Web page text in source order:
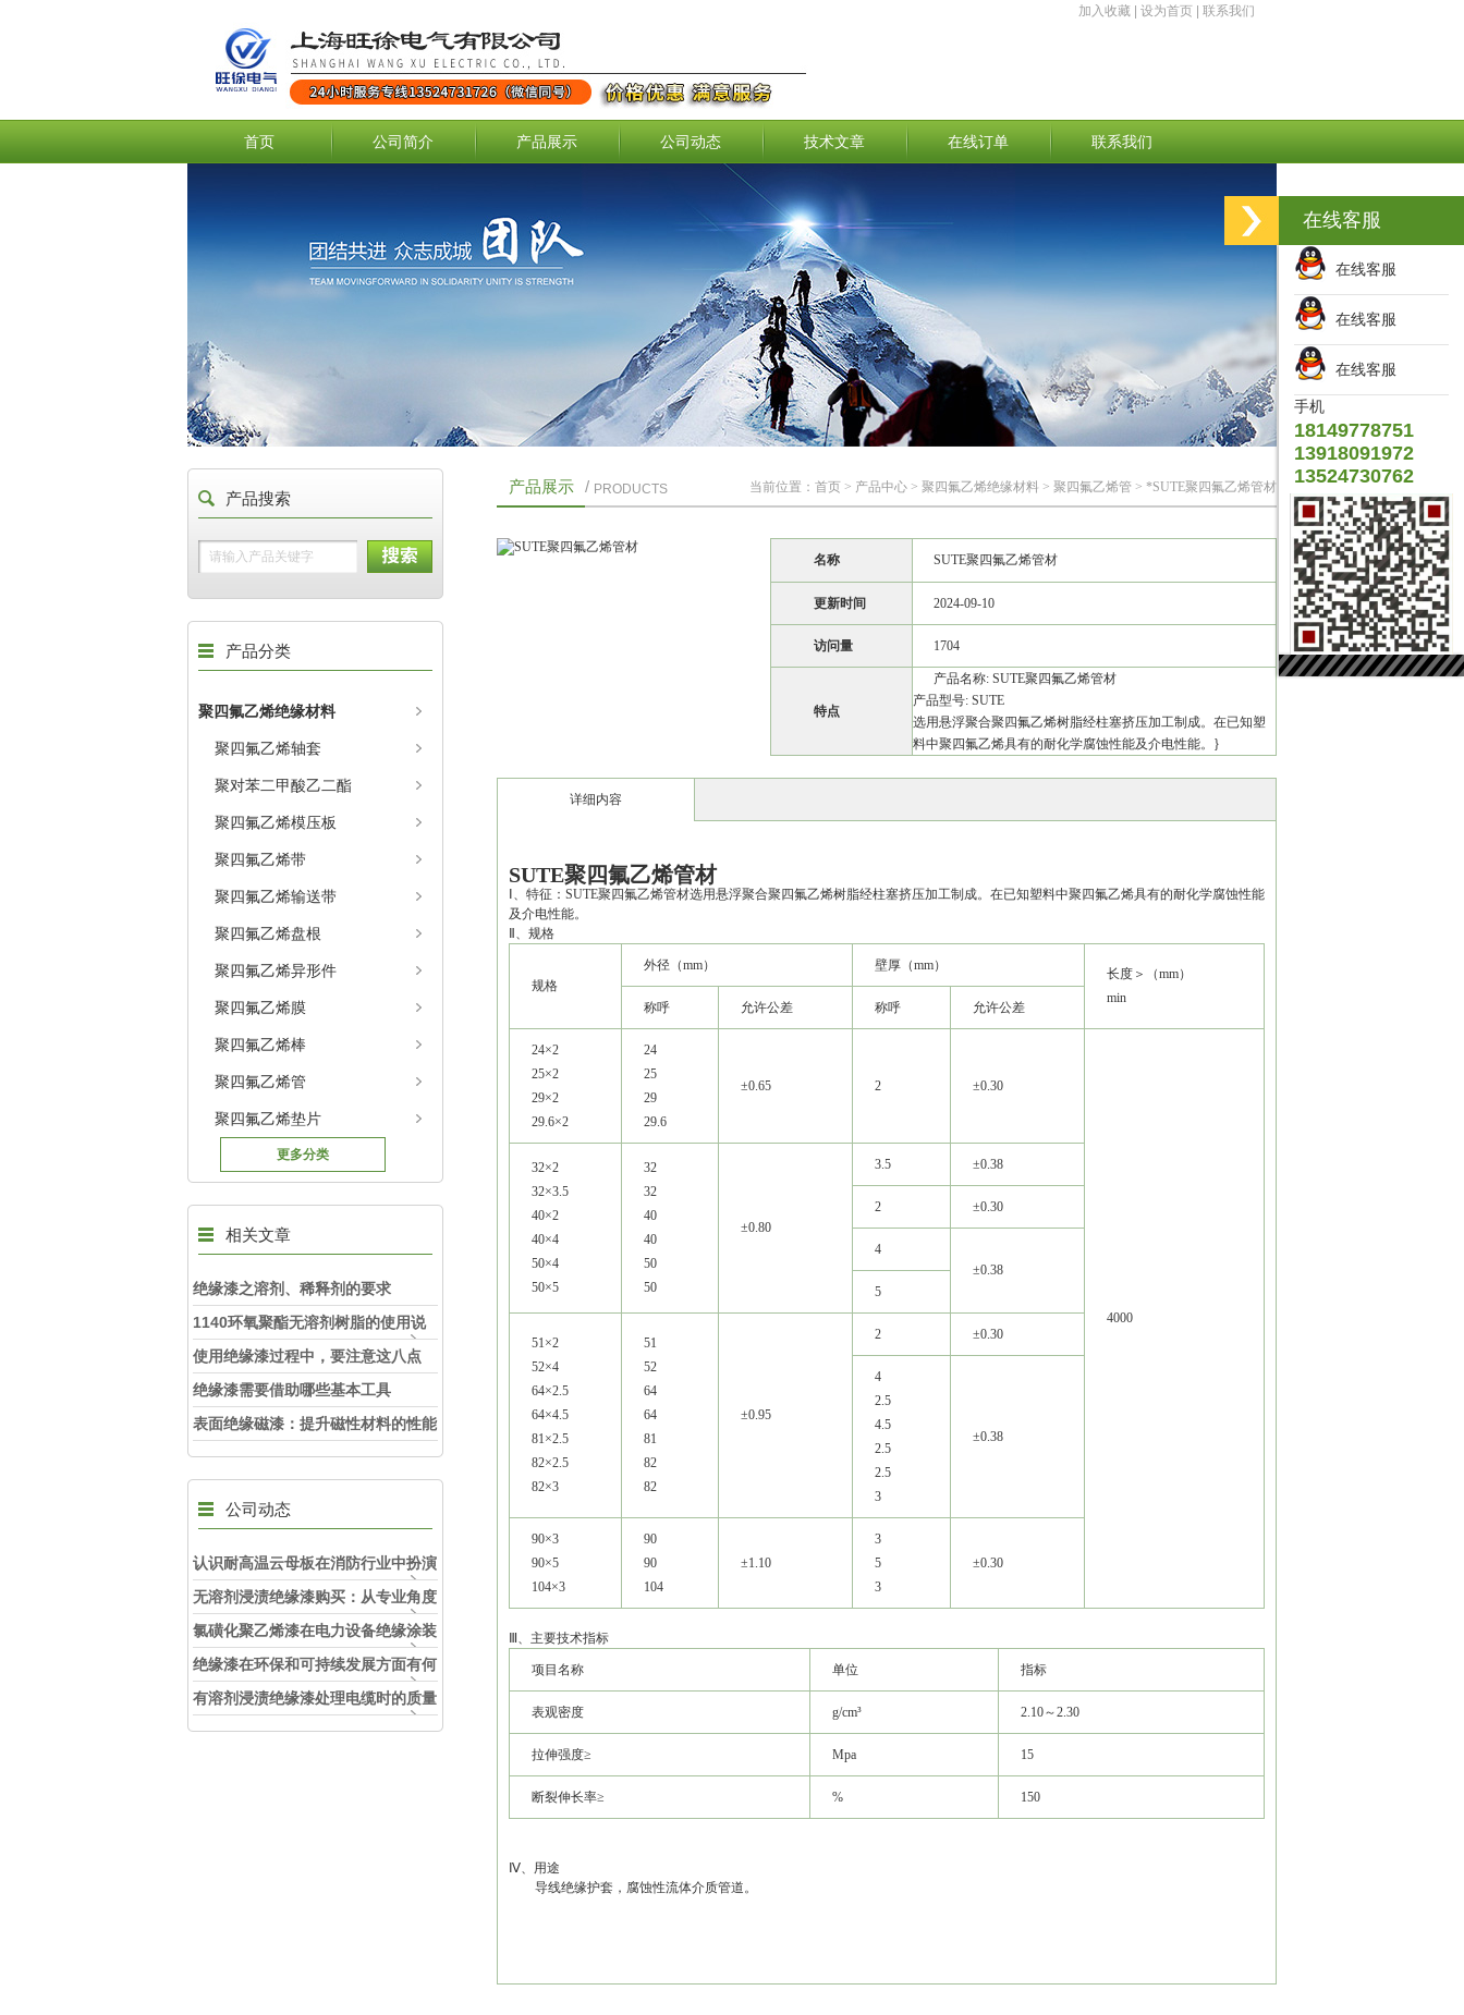
加入收藏 设为首页 联系我们
首页 公司简介 产品展示 公司动态 技术文章 在线订单 联系我们
产品搜索
产品分类
聚四氟乙烯绝缘材料
聚四氟乙烯轴套
聚对苯二甲酸乙二酯
聚四氟乙烯模压板
聚四氟乙烯带
聚四氟乙烯输送带
聚四氟乙烯盘根
聚四氟乙烯异形件
聚四氟乙烯膜
聚四氟乙烯棒
聚四氟乙烯管
聚四氟乙烯垫片
更多分类
相关文章
绝缘漆之溶剂、稀释剂的要求
1140环氧聚酯无溶剂树脂的使用说
明
使用绝缘漆过程中，要注意这八点
绝缘漆需要借助哪些基本工具
表面绝缘磁漆：提升磁性材料的性能
公司动态
认识耐高温云母板在消防行业中扮演
的角色
无溶剂浸渍绝缘漆购买：从专业角度
看如何选择
氯磺化聚乙烯漆在电力设备绝缘涂装
中的实际应用效果
绝缘漆在环保和可持续发展方面有何
考虑？
有溶剂浸渍绝缘漆处理电缆时的质量
和安全性考虑因素
产品展示 / PRODUCTS 当前位置： 首页 > 产品中心 > 聚四氟乙烯绝缘材料 > 聚四氟乙烯管 > *SUTE聚四氟乙烯管材
名称 SUTE聚四氟乙烯管材
更新时间 2024-09-10
访问量 1704
特点
产品名称: SUTE聚四氟乙烯管材
产品型号: SUTE
选用悬浮聚合聚四氟乙烯树脂经柱塞挤压加工制成。在已知塑
料中聚四氟乙烯具有的耐化学腐蚀性能及介电性能。}
详细内容
SUTE聚四氟乙烯管材
Ⅰ、特征：SUTE聚四氟乙烯管材选用悬浮聚合聚四氟乙烯树脂经柱塞挤压加工制成。在已知塑料中聚四氟乙烯具有的耐化学腐蚀性能
及介电性能。
Ⅱ、规格
规格
外径（mm） 壁厚（mm）
长度＞（mm）
min
称呼 允许公差 称呼 允许公差
24×2
25×2
29×2
29.6×2
24
25
29
29.6
±0.65 2 ±0.30
4000
32×2
32×3.5
40×2
40×4
50×4
50×5
32
32
40
40
50
50
±0.80
3.5 ±0.38
2 ±0.30
4
±0.38
5
51×2
52×4
64×2.5
64×4.5
81×2.5
82×2.5
82×3
51
52
64
64
81
82
82
±0.95
2 ±0.30
4
2.5
4.5
2.5
2.5
3
±0.38
90×3
90×5
104×3
90
90
104
±1.10
3
5
3
±0.30
Ⅲ、主要技术指标
项目名称 单位 指标
表观密度 g/cm³ 2.10～2.30
拉伸强度≥ Mpa 15
断裂伸长率≥ % 150
Ⅳ、用途
导线绝缘护套，腐蚀性流体介质管道。
在线客服
在线客服
在线客服
在线客服
手机
18149778751
13918091972
13524730762